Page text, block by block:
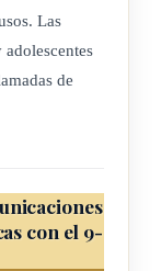
Nacional de
4° de la ley
y declaratoria
contra las
Las
de
con el 9-